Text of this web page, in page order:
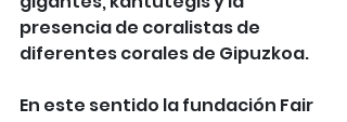
presencia de coralistas de
diferentes corales de Gipuzkoa.
En este sentido la fundación Fair